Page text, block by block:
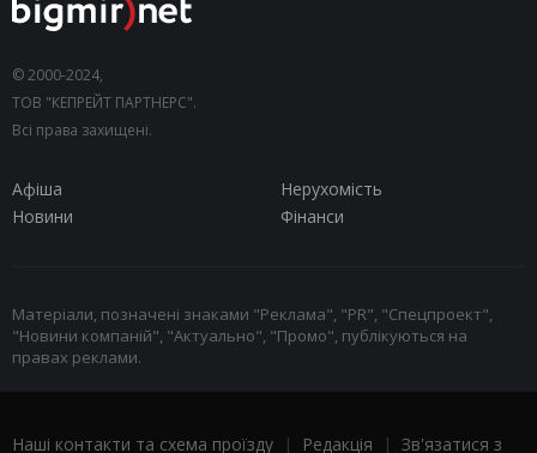
© 2000-2024,
ТОВ "КЕПРЕЙТ ПАРТНЕРС".
Всі права захищені.
Афіша
Нерухомість
Новини
Фінанси
Матеріали, позначені знаками "Реклама", "PR", "Спецпроект",
"Новини компаній", "Актуально", "Промо", публікуються на
правах реклами.
Наші контакти та схема проїзду | Редакція | Зв'язатися з